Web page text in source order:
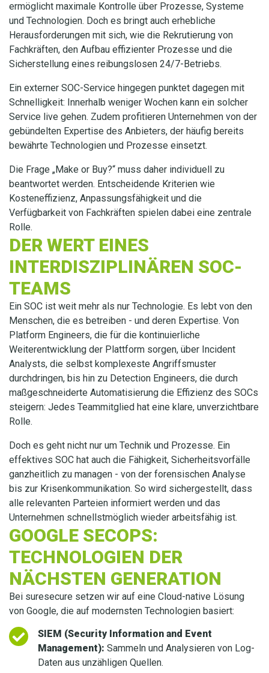
ermöglicht maximale Kontrolle über Prozesse, Systeme
und Technologien. Doch es bringt auch erhebliche
Herausforderungen mit sich, wie die Rekrutierung von
Fachkräften, den Aufbau effizienter Prozesse und die
Sicherstellung eines reibungslosen 24/7-Betriebs.
Ein externer SOC-Service hingegen punktet dagegen mit
Schnelligkeit: Innerhalb weniger Wochen kann ein solcher
Service live gehen. Zudem profitieren Unternehmen von der
gebündelten Expertise des Anbieters, der häufig bereits
bewährte Technologien und Prozesse einsetzt.
Die Frage „Make or Buy?“ muss daher individuell zu
beantwortet werden. Entscheidende Kriterien wie
Kosteneffizienz, Anpassungsfähigkeit und die
Verfügbarkeit von Fachkräften spielen dabei eine zentrale
Rolle.
DER WERT EINES
INTERDISZIPLINÄREN SOC-
TEAMS
Ein SOC ist weit mehr als nur Technologie. Es lebt von den
Menschen, die es betreiben - und deren Expertise. Von
Platform Engineers, die für die kontinuierliche
Weiterentwicklung der Plattform sorgen, über Incident
Analysts, die selbst komplexeste Angriffsmuster
durchdringen, bis hin zu Detection Engineers, die durch
maßgeschneiderte Automatisierung die Effizienz des SOCs
steigern: Jedes Teammitglied hat eine klare, unverzichtbare
Rolle.
Doch es geht nicht nur um Technik und Prozesse. Ein
effektives SOC hat auch die Fähigkeit, Sicherheitsvorfälle
ganzheitlich zu managen - von der forensischen Analyse
bis zur Krisenkommunikation. So wird sichergestellt, dass
alle relevanten Parteien informiert werden und das
Unternehmen schnellstmöglich wieder arbeitsfähig ist.
GOOGLE SECOPS:
TECHNOLOGIEN DER
NÄCHSTEN GENERATION
Bei suresecure setzen wir auf eine Cloud-native Lösung
von Google, die auf modernsten Technologien basiert:
SIEM (Security Information and Event
Management): Sammeln und Analysieren von Log-
Daten aus unzähligen Quellen.